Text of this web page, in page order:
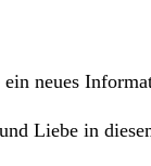
neues
Liebe in